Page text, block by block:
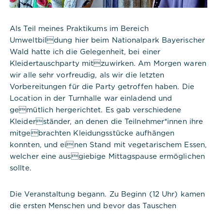
Als Teil meines Praktikums im Bereich
Umweltbildung hier beim Nationalpark Bayerischer
Wald hatte ich die Gelegenheit, bei einer
Kleidertauschparty mitzuwirken. Am Morgen waren
wir alle sehr vorfreudig, als wir die letzten
Vorbereitungen für die Party getroffen haben. Die
Location in der Turnhalle war einladend und
gemütlich hergerichtet. Es gab verschiedene
Kleiderständer, an denen die Teilnehmer*innen ihre
mitgebrachten Kleidungsstücke aufhängen
konnten, und einen Stand mit vegetarischem Essen,
welcher eine ausgiebige Mittagspause ermöglichen
sollte.
Die Veranstaltung begann. Zu Beginn (12 Uhr) kamen
die ersten Menschen und bevor das Tauschen
Notwendig
Diese werden für die Grundfunktionen der
Website benötigt und helfen dabei, unsere
Website nutzbar zu machen sowie Zugriffe auf
sichere Bereiche unserer Website ermöglichen.
Cookie Informationen anzeigen
Titel:
Commerzbank Umweltpraktikum